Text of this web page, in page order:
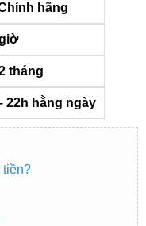
hãng
tháng
22h hằng ngày
tiền?